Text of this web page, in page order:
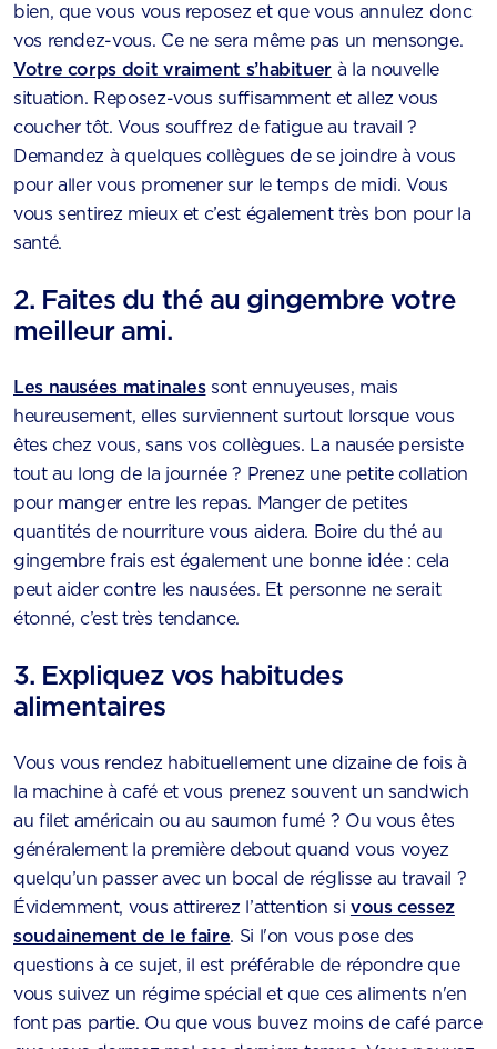
bien, que vous vous reposez et que vous annulez donc
vos rendez-vous. Ce ne sera même pas un mensonge.
Votre corps doit vraiment s’habituer à la nouvelle
situation. Reposez-vous suffisamment et allez vous
coucher tôt. Vous souffrez de fatigue au travail ?
Demandez à quelques collègues de se joindre à vous
pour aller vous promener sur le temps de midi. Vous
vous sentirez mieux et c’est également très bon pour la
santé.
2. Faites du thé au gingembre votre
meilleur ami.
Les nausées matinalessont ennuyeuses, mais
heureusement, elles surviennent surtout lorsque vous
êtes chez vous, sans vos collègues. La nausée persiste
tout au long de la journée ? Prenez une petite collation
pour manger entre les repas. Manger de petites
quantités de nourriture vous aidera. Boire du thé au
gingembre frais est également une bonne idée : cela
peut aider contre les nausées. Et personne ne serait
étonné, c’est très tendance.
3. Expliquez vos habitudes
alimentaires
Vous vous rendez habituellement une dizaine de fois à
la machine à café et vous prenez souvent un sandwich
au filet américain ou au saumon fumé ? Ou vous êtes
généralement la première debout quand vous voyez
quelqu’un passer avec un bocal de réglisse au travail ?
Évidemment, vous attirerez l’attention si vous cessez
soudainement de le faire. Si l'on vous pose des
questions à ce sujet, il est préférable de répondre que
vous suivez un régime spécial et que ces aliments n'en
font pas partie. Ou que vous buvez moins de café parce